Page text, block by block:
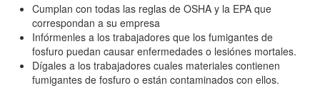
Cumplan con todas las reglas de OSHA y la EPA que
correspondan a su empresa
Infórmenles a los trabajadores que los fumigantes de
fosfuro puedan causar enfermedades o lesiónes mortales.
Dígales a los trabajadores cuales materiales contienen
fumigantes de fosfuro o están contaminados con ellos.